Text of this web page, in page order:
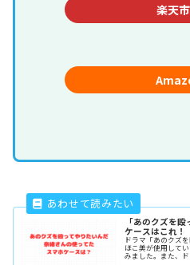
楽天
「あのクズを
ケースはこれ！
ドラマ「あのクズ
ほこ美が使用して
みました。また、